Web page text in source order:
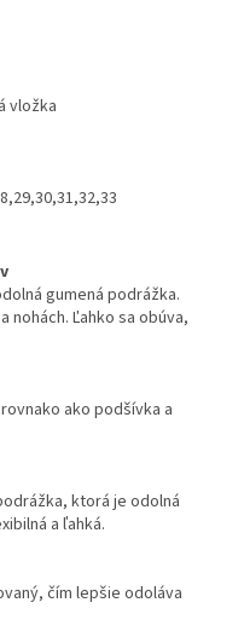
vložka
v
gumená podrážka.
nohách. Ľahko sa obúva,
ako podšívka a
ktorá je odolná
a ľahká.
čím lepšie odoláva